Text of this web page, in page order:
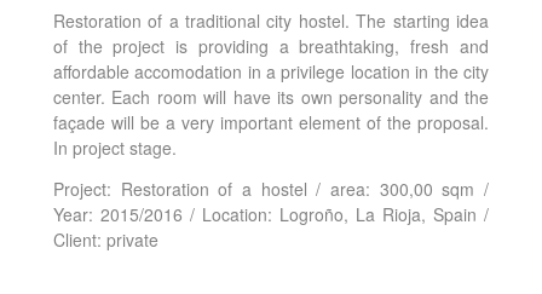
Restoration of a traditional city hostel. The starting idea
of the project is providing a breathtaking, fresh and
affordable accomodation in a privilege location in the city
center. Each room will have its own personality and the
façade will be a very important element of the proposal.
In project stage.
Project: Restoration of a hostel / area: 300,00 sqm /
Year: 2015/2016 / Location: Logroño, La Rioja, Spain /
Client: private